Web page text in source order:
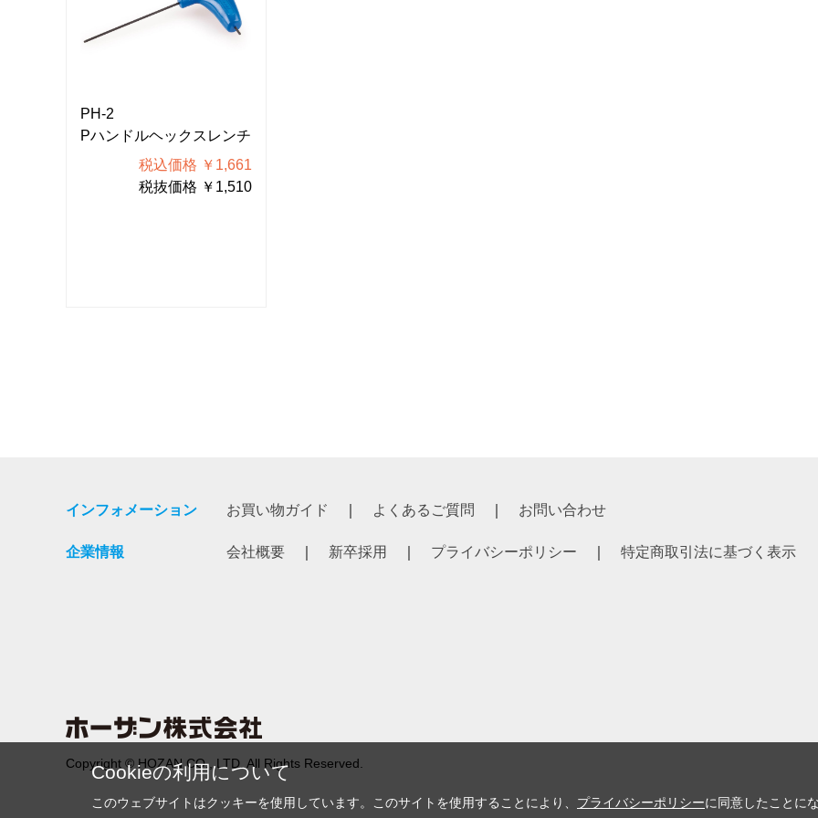
PH-2
Pハンドルヘックスレンチ
税込価格 ￥1,661
税抜価格 ￥1,510
インフォメーション お買い物ガイド よくあるご質問 お問い合わせ
企業情報 会社概要 新卒採用 プライバシーポリシー 特定商取引法に基づく表示
Copyright © HOZAN CO., LTD. All Rights Reserved.
Cookieの利用について
このウェブサイトはクッキーを使用しています。このサイトを使用することにより、 プライバシーポリシーに同意したことに